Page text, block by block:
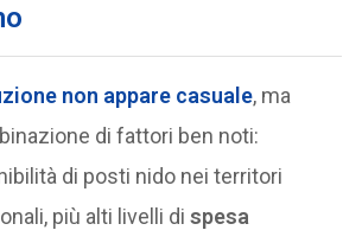
non appare casuale, ma
di fattori ben noti:
di posti nido nei territori
più alti livelli dispesa